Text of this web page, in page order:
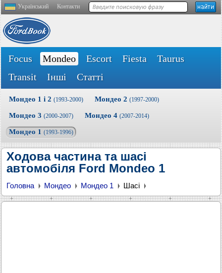
Український Контакти
Focus Mondeo Escort Fiesta
Taurus
Transit
Інші Статті
Мондео 1 і 2 (1993-2000) Мондео 2 (1997-2000)
Мондео 3 (2000-2007) Мондео 4 (2007-2014)
Мондео 1 (1993-1996)
Ходова частина та шасі
автомобіля Ford Mondeo 1
Головна Мондео Мондео 1 Шасі